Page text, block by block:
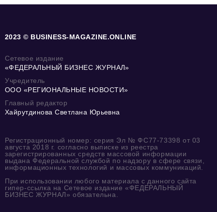
2023 © BUSINESS-MAGAZINE.ONLINE
Сетевое издание
«ФЕДЕРАЛЬНЫЙ БИЗНЕС ЖУРНАЛ»
Учредитель
ООО «РЕГИОНАЛЬНЫЕ НОВОСТИ»
Главный редактор
Хайрутдинова Светлана Юрьевна
Регистрационный номер: серия Эл № ФС77-73398 от 03
августа 2018 г. согласно выписке из реестра
зарегистрированных средств массовой информации
выдана Федеральной службой по надзору в сфере связи,
информационных технологий и массовых коммуникаций.
При использовании любого материала с данного сайта
гипер-ссылка на Сетевое издание «ФЕДЕРАЛЬНЫЙ
БИЗНЕС ЖУРНАЛ» обязательна.